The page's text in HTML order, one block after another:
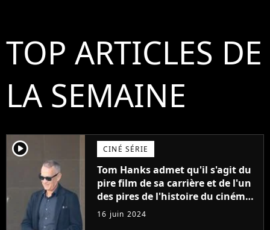
TOP ARTICLES DE
LA SEMAINE
player2 CINÉ SÉRIE
Tom Hanks admet qu'il s'agit du
pire film de sa carrière et de l'un
des pires de l'histoire du cinéma :
"L'un des films les plus
médiocres jamais réalisés"
16 juin 2024